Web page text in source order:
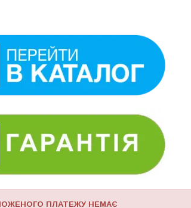
ПЛАТЕЖУ НЕМАЄ